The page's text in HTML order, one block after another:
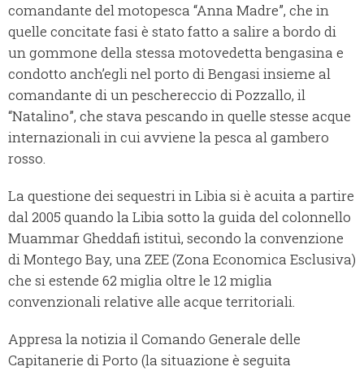
comandante del motopesca “Anna Madre”, che in
quelle concitate fasi è stato fatto a salire a bordo di
un gommone della stessa motovedetta bengasina e
condotto anch’egli nel porto di Bengasi insieme al
comandante di un peschereccio di Pozzallo, il
“Natalino”, che stava pescando in quelle stesse acque
internazionali in cui avviene la pesca al gambero
rosso.
La questione dei sequestri in Libia si è acuita a partire
dal 2005 quando la Libia sotto la guida del colonnello
Muammar Gheddafi istituì, secondo la convenzione
di Montego Bay, una ZEE (Zona Economica Esclusiva)
che si estende 62 miglia oltre le 12 miglia
convenzionali relative alle acque territoriali.
Appresa la notizia il Comando Generale delle
Capitanerie di Porto (la situazione è seguita